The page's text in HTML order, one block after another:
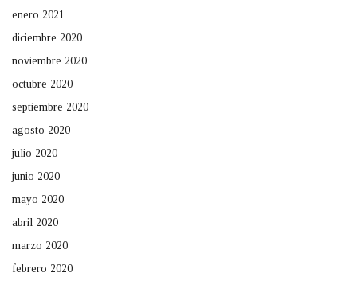
enero 2021
diciembre 2020
noviembre 2020
octubre 2020
septiembre 2020
agosto 2020
julio 2020
junio 2020
mayo 2020
abril 2020
marzo 2020
febrero 2020